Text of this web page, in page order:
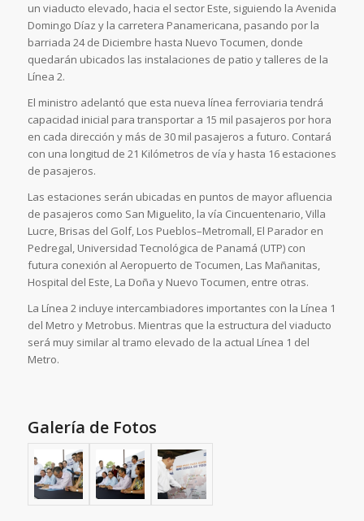
un viaducto elevado, hacia el sector Este, siguiendo la Avenida
Domingo Díaz y la carretera Panamericana, pasando por la
barriada 24 de Diciembre hasta Nuevo Tocumen, donde
quedarán ubicados las instalaciones de patio y talleres de la
Línea 2.
El ministro adelantó que esta nueva línea ferroviaria tendrá
capacidad inicial para transportar a 15 mil pasajeros por hora
en cada dirección y más de 30 mil pasajeros a futuro. Contará
con una longitud de 21 Kilómetros de vía y hasta 16 estaciones
de pasajeros.
Las estaciones serán ubicadas en puntos de mayor afluencia
de pasajeros como San Miguelito, la vía Cincuentenario, Villa
Lucre, Brisas del Golf, Los Pueblos–Metromall, El Parador en
Pedregal, Universidad Tecnológica de Panamá (UTP) con
futura conexión al Aeropuerto de Tocumen, Las Mañanitas,
Hospital del Este, La Doña y Nuevo Tocumen, entre otras.
La Línea 2 incluye intercambiadores importantes con la Línea 1
del Metro y Metrobus. Mientras que la estructura del viaducto
será muy similar al tramo elevado de la actual Línea 1 del
Metro.
Galería de Fotos